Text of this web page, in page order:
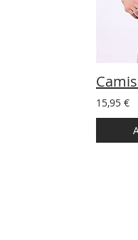
15,95 €